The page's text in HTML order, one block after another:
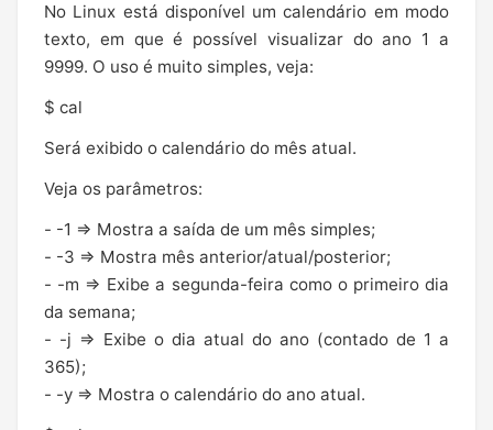
No Linux está disponível um calendário em modo
texto, em que é possível visualizar do ano 1 a
9999. O uso é muito simples, veja:
$ cal
Será exibido o calendário do mês atual.
Veja os parâmetros:
- -1 => Mostra a saída de um mês simples;
- -3 => Mostra mês anterior/atual/posterior;
- -m => Exibe a segunda-feira como o primeiro dia
da semana;
- -j => Exibe o dia atual do ano (contado de 1 a
365);
- -y => Mostra o calendário do ano atual.